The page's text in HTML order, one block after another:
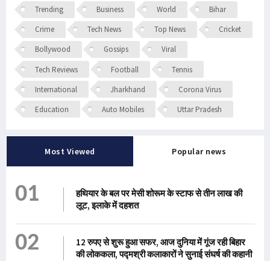
Trending
Business World
Bihar
Crime
Tech News Top News
Cricket
Bollywood
Gossips
Viral
Tech Reviews
Football
Tennis
International
Jharkhand
Corona Virus
Education
Auto Mobiles Uttar Pradesh
Most Viewed Popular news
01
हथियार के बल पर मेसी शोरूम के स्टाफ से तीन लाख की
लूट, इलाके में दहशत
02
12 रुपए से शुरू हुआ सफर, आज दुनिया में गूंज रही बिहार
की लोककला, पद्मश्री कलाकारों ने सुनाई संघर्ष की कहानी